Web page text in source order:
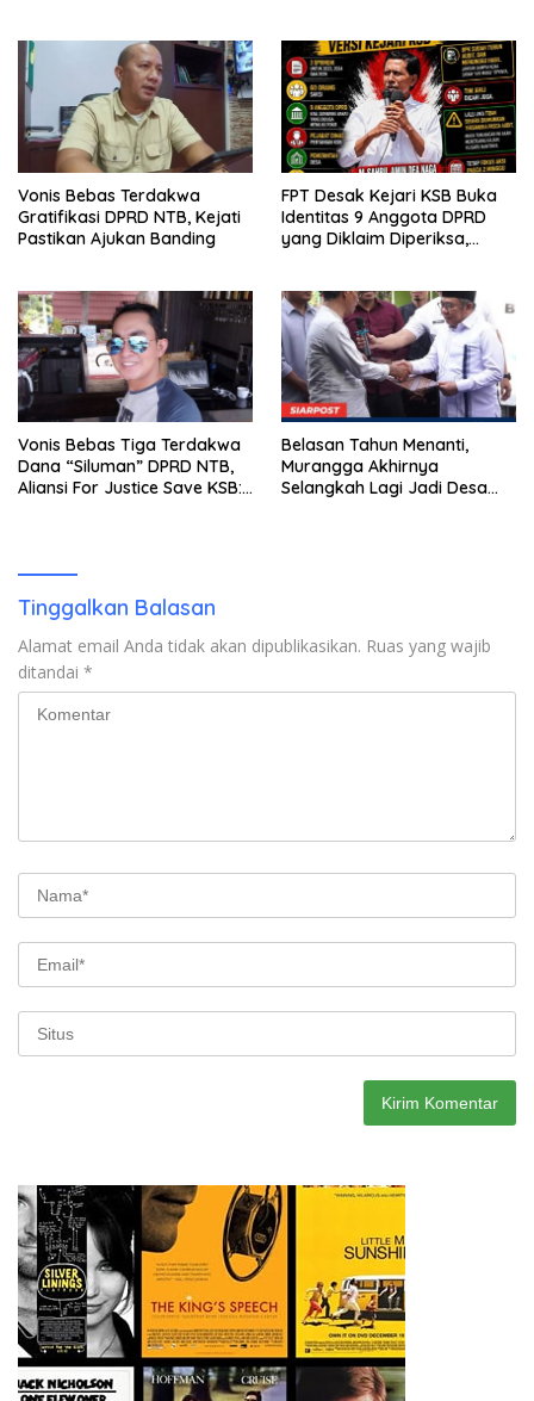
Vonis Bebas Terdakwa
Gratifikasi DPRD NTB, Kejati
Pastikan Ajukan Banding
FPT Desak Kejari KSB Buka
Identitas 9 Anggota DPRD
yang Diklaim Diperiksa,
Vonis Bebas Tiga Terdakwa
Dana “Siluman” DPRD NTB,
Aliansi For Justice Save KSB:
Belasan Tahun Menanti,
Murangga Akhirnya
Selangkah Lagi Jadi Desa
Tinggalkan Balasan
Alamat email Anda tidak akan dipublikasikan. Ruas yang wajib
ditandai *